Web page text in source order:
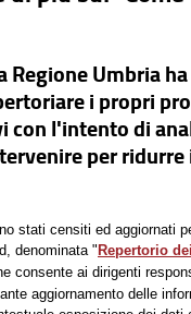
Regione Umbria
i propri
con l'intento di
per ridurre
stati censiti ed aggiornati
denominata "Repertorio
consente ai dirigenti
aggiornamento delle